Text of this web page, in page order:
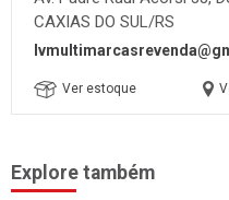
CAXIAS DO SUL/RS
Ver estoque
Explore também